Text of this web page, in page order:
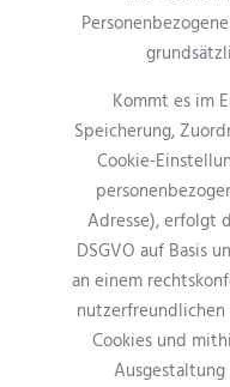
Kommt es im
Speicherung,
Cookie-
Adresse), erfolgt
DSGVO auf Basis
an einem
Cookies und